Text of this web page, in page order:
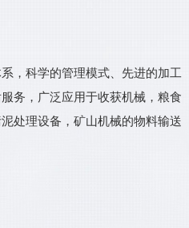
，科学的管理模式、先进的加工
务，广泛应用于收获机械，粮食
处理设备，矿山机械的物料输送